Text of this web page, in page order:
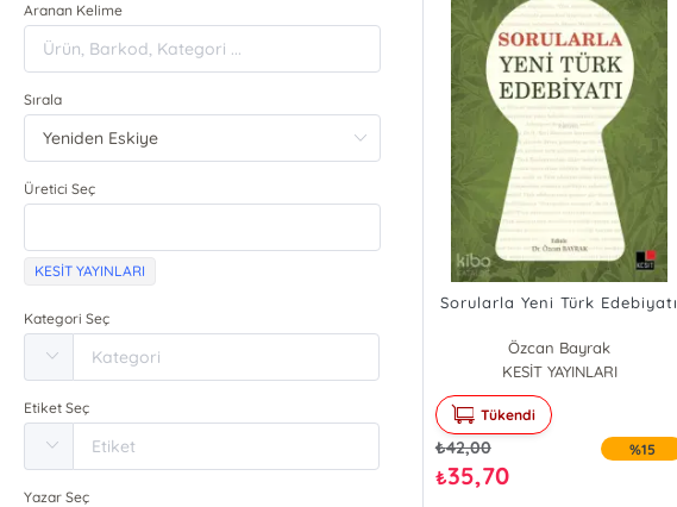
Aranan Kelime
Sırala
Üretici Seç
KESİT YAYINLARI
Kategori Seç
Etiket Seç
Yazar Seç
Sorularla Yeni Türk Edebiyatı
Özcan Bayrak
KESİT YAYINLARI
Tükendi
₺42,00
₺35,70
%15